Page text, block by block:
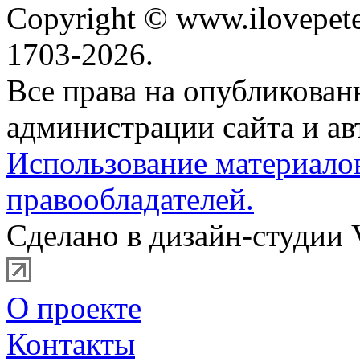
Copyright ©
1703-2026.
Все права на
администрации сайта и
Использование
правообладателей.
Сделано в дизайн-студии
О проекте
Контакты